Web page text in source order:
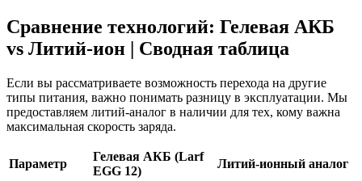
Сравнение технологий: Гелевая АКБ
vs Литий-ион | Сводная таблица
Если вы рассматриваете возможность перехода на другие
типы питания, важно понимать разницу в эксплуатации. Мы
предоставляем литий-аналог в наличии для тех, кому важна
максимальная скорость заряда.
Параметр
Гелевая АКБ (Larf
EGG 12)
Литий-ионный аналог